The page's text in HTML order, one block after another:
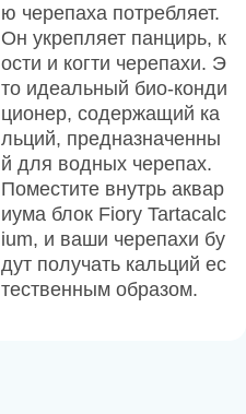
ю черепаха потребляет.
Он укрепляет панцирь, к
ости и когти черепахи. Э
то идеальный био-конди
ционер, содержащий ка
льций, предназначенны
й для водных черепах.
Поместите внутрь аквар
иума блок Fiory Tartacalc
ium, и ваши черепахи бу
дут получать кальций ес
тественным образом.